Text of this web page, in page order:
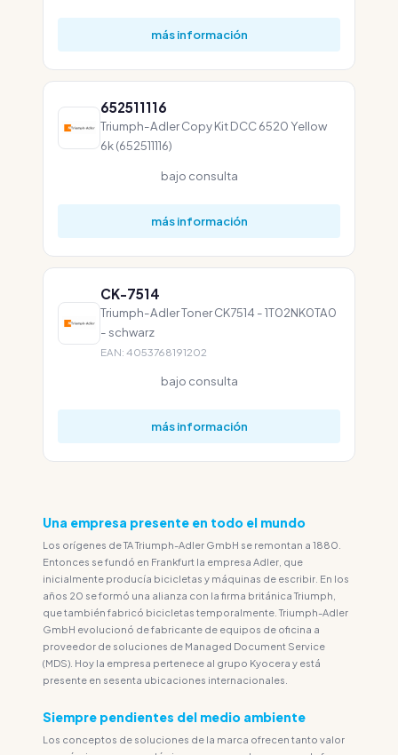
más información
652511116
Triumph-Adler Copy Kit DCC 6520 Yellow
6k (652511116)
bajo consulta
más información
CK-7514
Triumph-Adler Toner CK7514 - 1T02NK0TA0
- schwarz
EAN: 4053768191202
bajo consulta
más información
Una empresa presente en todo el mundo
Los orígenes de TA Triumph-Adler GmbH se remontan a 1880.
Entonces se fundó en Frankfurt la empresa Adler, que
inicialmente producía bicicletas y máquinas de escribir. En los
años 20 se formó una alianza con la firma británica Triumph,
que también fabricó bicicletas temporalmente. Triumph-Adler
GmbH evolucionó de fabricante de equipos de oficina a
proveedor de soluciones de Managed Document Service
(MDS). Hoy la empresa pertenece al grupo Kyocera y está
presente en sesenta ubicaciones internacionales.
Siempre pendientes del medio ambiente
Los conceptos de soluciones de la marca ofrecen tanto valor